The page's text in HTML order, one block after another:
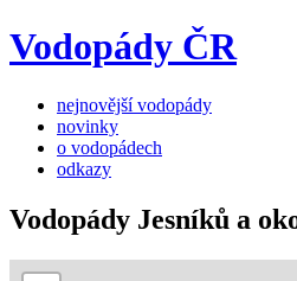
Vodopády ČR
nejnovější vodopády
novinky
o vodopádech
odkazy
Vodopády Jesníků a